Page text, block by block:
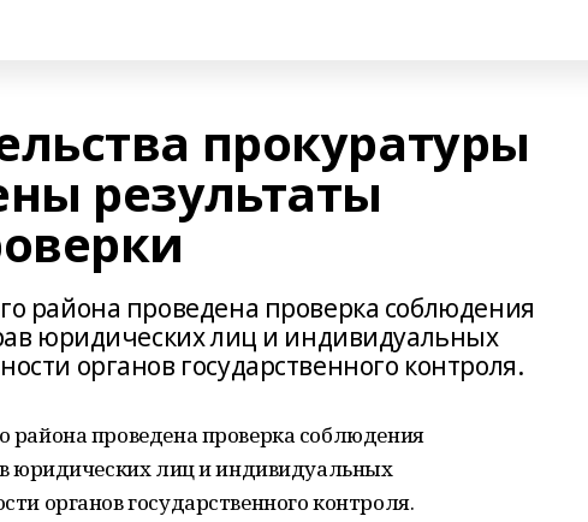
прокуратуры
результаты
района проведена проверка соблюдения
юридических лиц и индивидуальных
органов государственного контроля.
района проведена проверка соблюдения
юридических лиц и индивидуальных
органов государственного контроля.